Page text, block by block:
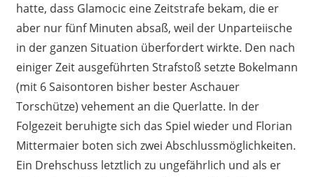
hatte, dass Glamocic eine Zeitstrafe bekam, die er
aber nur fünf Minuten absaß, weil der Unparteiische
in der ganzen Situation überfordert wirkte. Den nach
einiger Zeit ausgeführten Strafstoß setzte Bokelmann
(mit 6 Saisontoren bisher bester Aschauer
Torschütze) vehement an die Querlatte. In der
Folgezeit beruhigte sich das Spiel wieder und Florian
Mittermaier boten sich zwei Abschlussmöglichkeiten.
Ein Drehschuss letztlich zu ungefährlich und als er